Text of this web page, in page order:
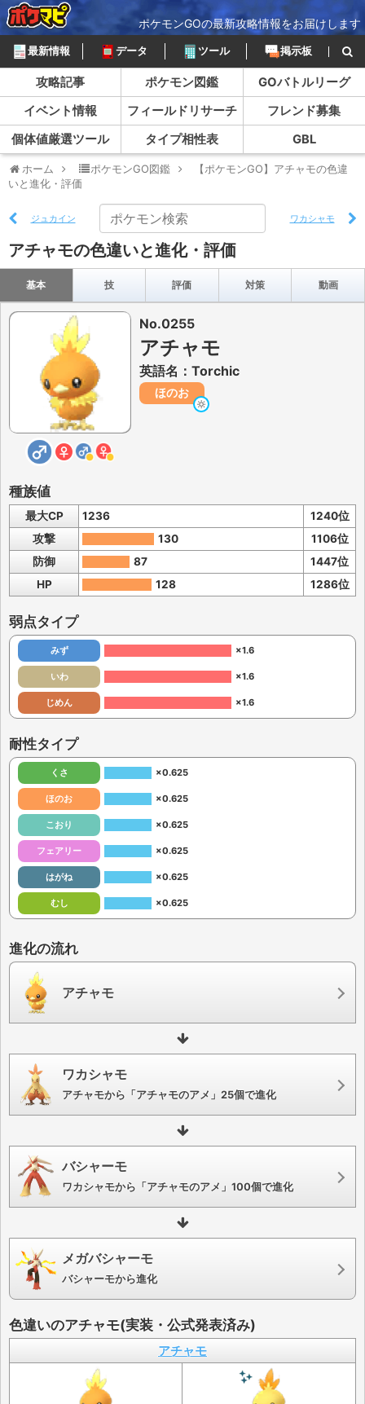
ポケモンGOの最新攻略情報をお届けします
最新情報 データ ツール 掲示板
攻略記事 ポケモン図鑑
GOバトルリーグ
イベント情報
フィールドリサーチ
フレンド募集
個体値厳選ツール
タイプ相性表 GBL
ホーム ポケモンGO図鑑
【ポケモンGO】アチャモの色違
いと進化・評価
ジュカイン ワカシャモ
アチャモの色違いと進化・評価
基本 技 評価 対策 動画
No.0255
アチャモ
英語名：Torchic
ほのお
種族値
最大CP 1236
1240位
攻撃
130
1106位
防御
87
1447位
HP
128 1286位
弱点タイプ
みず ×1.6
いわ ×1.6
じめん ×1.6
耐性タイプ
くさ ×0.625
ほのお ×0.625
こおり ×0.625
フェアリー ×0.625
はがね ×0.625
むし ×0.625
進化の流れ
アチャモ
ワカシャモ
アチャモから「アチャモのアメ」25個で進化
バシャーモ
ワカシャモから「アチャモのアメ」100個で進化
メガバシャーモ
バシャーモから進化
色違いのアチャモ(実装・公式発表済み)
アチャモ